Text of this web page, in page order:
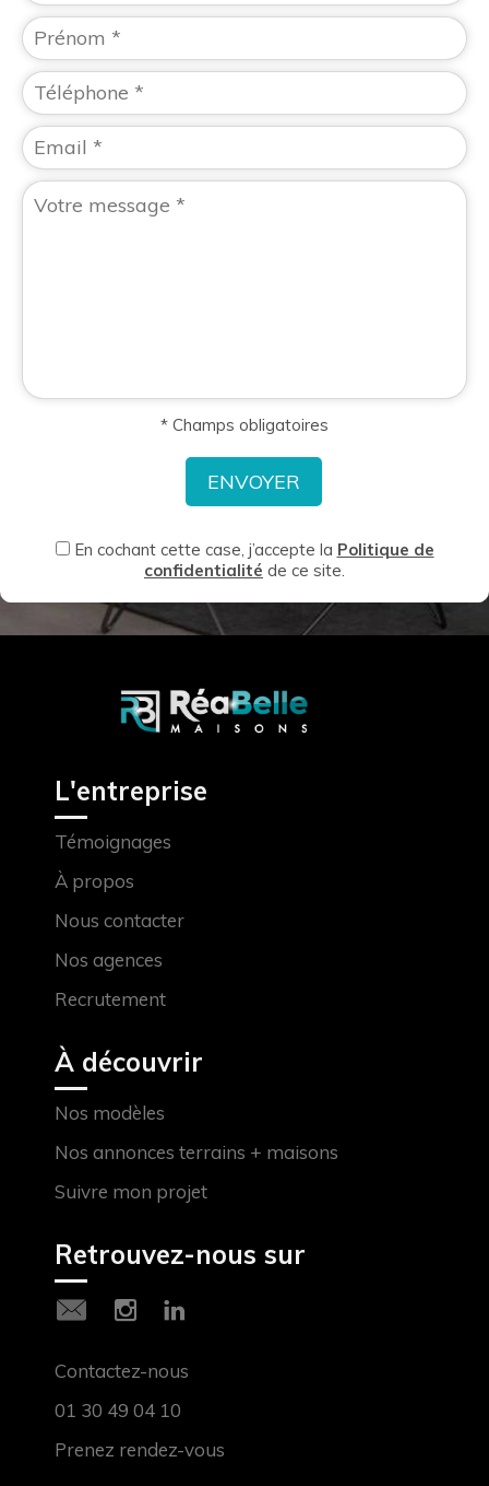
* Champs obligatoires
En cochant cette case, j’accepte la Politique de
confidentialité de ce site.
L'entreprise
Témoignages
À propos
Nous contacter
Nos agences
Recrutement
À découvrir
Nos modèles
Nos annonces terrains + maisons
Suivre mon projet
Retrouvez-nous sur
Contactez-nous
01 30 49 04 10
Prenez rendez-vous